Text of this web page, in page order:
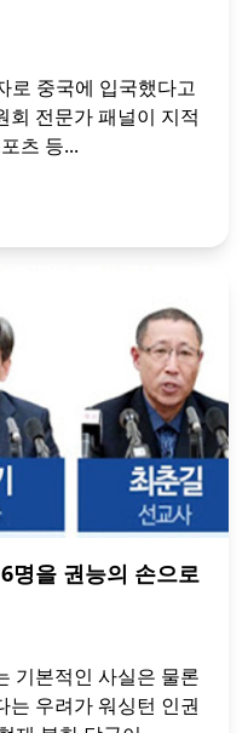
로 중국에 입국했다고
회 전문가 패널이 지적
츠 등...
명을 권능의 손으로
기본적인 사실은 물론
는 우려가 워싱턴 인권